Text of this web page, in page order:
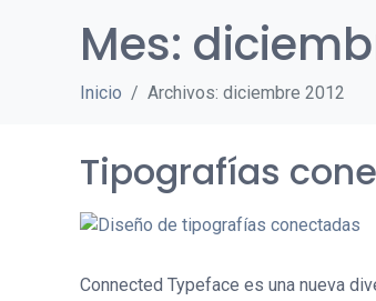
Mes:
Inicio Archivos: diciembre 2012
Tipografías
Connected Typeface es una nueva